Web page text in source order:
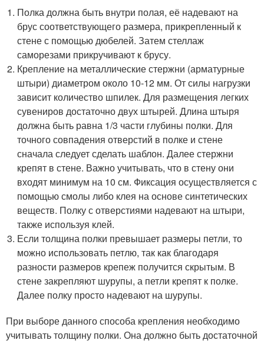
Полка должна быть внутри полая, её надевают на
брус соответствующего размера, прикрепленный к
стене с помощью дюбелей. Затем стеллаж
саморезами прикручивают к брусу.
Крепление на металлические стержни (арматурные
штыри) диаметром около 10-12 мм. От силы нагрузки
зависит количество шпилек. Для размещения легких
сувениров достаточно двух штырей. Длина штыря
должна быть равна 1/3 части глубины полки. Для
точного совпадения отверстий в полке и стене
сначала следует сделать шаблон. Далее стержни
крепят в стене. Важно учитывать, что в стену они
входят минимум на 10 см. Фиксация осуществляется с
помощью смолы либо клея на основе синтетических
веществ. Полку с отверстиями надевают на штыри,
также используя клей.
Если толщина полки превышает размеры петли, то
можно использовать петлю, так как благодаря
разности размеров крепеж получится скрытым. В
стене закрепляют шурупы, а петли крепят к полке.
Далее полку просто надевают на шурупы.
При выборе данного способа крепления необходимо
учитывать толщину полки. Она должно быть достаточной